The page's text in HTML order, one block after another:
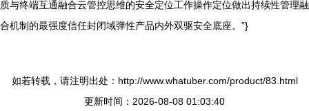
质与终端互通融合云管控思维的安全定位工作操作定位做出持续性管理融
合机制的最强度信任封闭域弹性产品内外双驱安全底座。”}
如若转载，请注明出处：http://www.whatuber.com/product/83.html
更新时间：2026-08-08 01:03:40
\".新: \n经
过语辞规范